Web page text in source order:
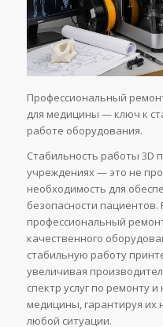
Профессиональный
для медицины — ключ к
работе оборудования.
Стабильность работы 3D
учреждениях — это не
необходимость для
безопасности пациентов.
профессиональный
качественного
стабильную работу
увеличивая
спектр услуг по ремонту
медицины, гарантируя их
любой ситуации.